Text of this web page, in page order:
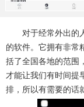
娱乐资讯
对于经常外出的
的软件。它拥有非常
括了全国各地的范围
才能让我们有时间提
排，所以有需要的话